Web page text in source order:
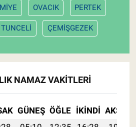
OVACIK PERTEK
TUNCELİ ÇEMİŞGEZEK
NAMAZ VAKITLERI
GÜNEŞ ÖĞLE İKINDI AKŞAM